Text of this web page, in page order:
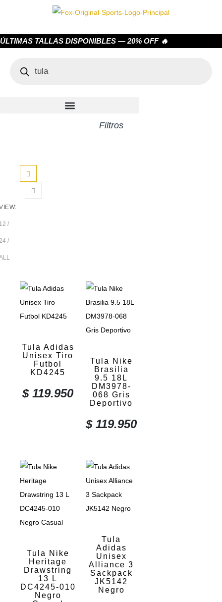
ÚLTIMAS TALLAS DISPONIBLES — 20% OFF 🔥
Filtros
Tula Adidas
Unisex Tiro
Futbol
KD4245
$119.950
Tula Nike
Brasilia
9.5 18L
DM3978-
068 Gris
Deportivo
$119.950
Tula Nike
Heritage
Drawstring
13 L
DC4245-010
Negro
Tula
Adidas
Unisex
Alliance 3
Sackpack
JK5142
Negro